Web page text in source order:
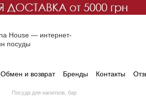
Обмен и возврат Бренды Контакты
Посуда для напитков, бар